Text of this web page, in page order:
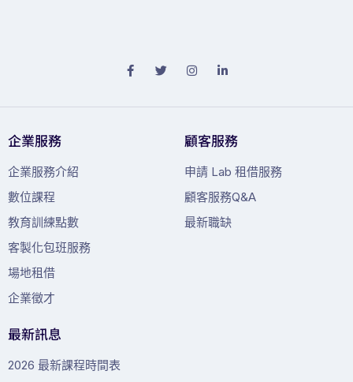
企業服務
企業服務介紹
數位課程
教育訓練點數
客製化包班服務
場地租借
企業徵才
顧客服務
申請 Lab 租借服務
顧客服務Q&A
最新職缺
最新訊息
2026 最新課程時間表